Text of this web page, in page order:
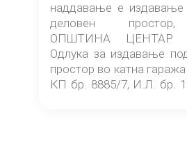
наддавање е издавање
деловен простор,
ОПШТИНА ЦЕНТАР
Одлука за издавање
простор во катна
КП бр. 8885/7, И.Л. бр.